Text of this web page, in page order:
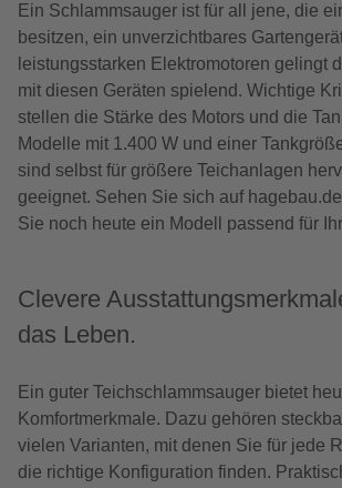
Ein Schlammsauger ist für all jene, die
besitzen, ein unverzichtbares
leistungsstarken Elektromotoren gelingt
mit diesen Geräten spielend. Wichtige
stellen die Stärke des Motors und die
Modelle mit 1.400 W und einer
sind selbst für größere Teichanlagen
geeignet. Sehen Sie sich auf
Sie noch heute ein Modell passend für
Clevere
das Leben.
Ein guter Teichschlammsauger bietet
Komfortmerkmale. Dazu gehören
vielen Varianten, mit denen Sie für jede
die richtige Konfiguration finden.